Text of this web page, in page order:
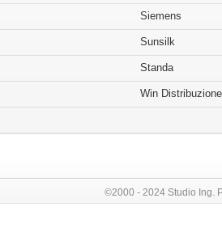
Siemens
Sunsilk
Standa
Win Distribuzione
©2000 - 2024 Studio Ing.